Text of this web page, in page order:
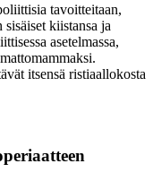
tavoitteitaan,
kiistansa ja
asetelmassa,
itsensä ristiaallokosta